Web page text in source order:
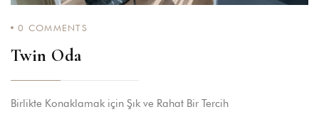
0 COMMENTS
Twin Oda
Birlikte Konaklamak için Şık ve Rahat Bir Tercih